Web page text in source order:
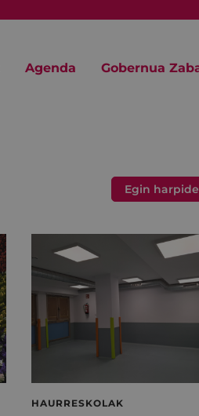
Agenda Gobernua
Egin
HAURRESKOLAK